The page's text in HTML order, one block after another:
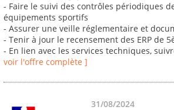
- Faire le suivi des contrôles périodiques
équipements sportifs
- Assurer une veille réglementaire et
- Tenir à jour le recensement des ERP de
- En lien avec les services techniques,
voir l'offre complète ]
31/08/2024